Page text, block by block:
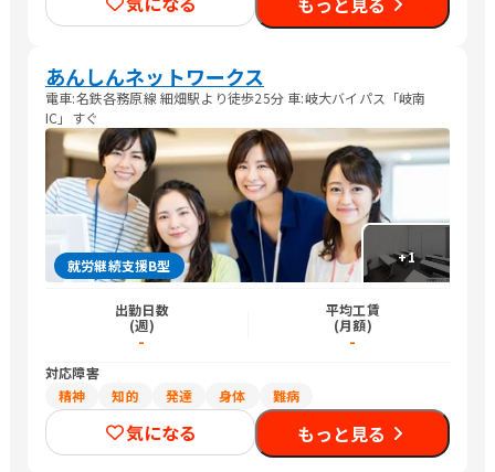
あんしんネットワークス
電車:名鉄各務原線 細畑駅より徒歩25分 車:岐大バイパス「岐南
IC」すぐ
+1
就労継続支援B型
出勤日数
(週)
-
平均工賃
(月額)
-
対応障害
精神
知的 発達 身体 難病
気になる もっと見る